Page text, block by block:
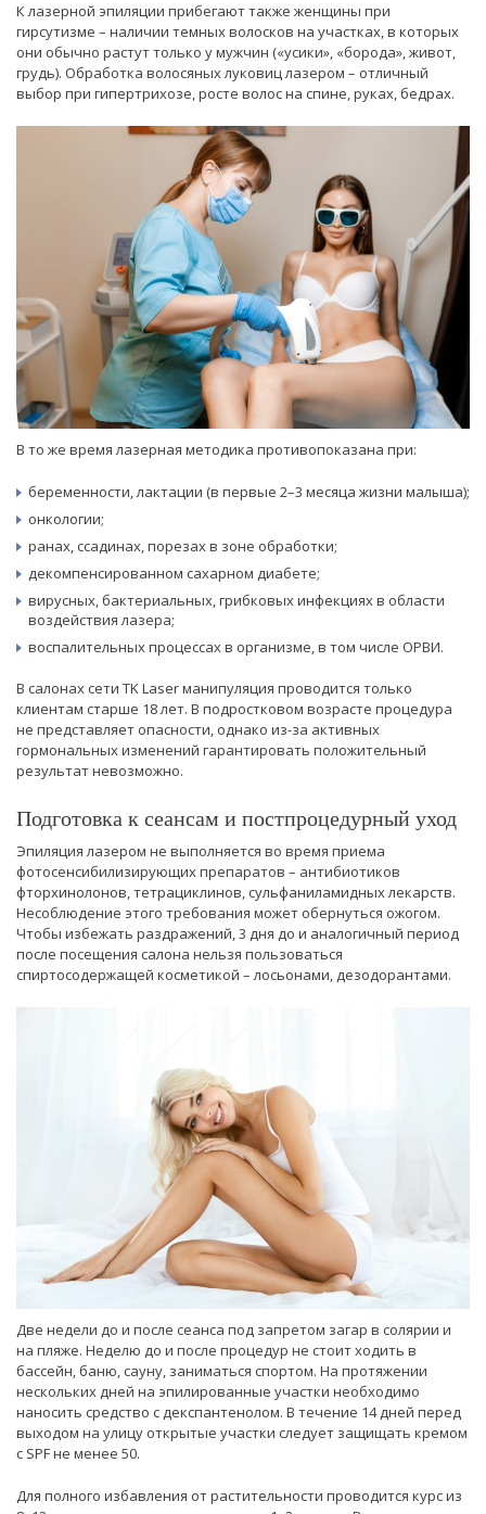
К лазерной эпиляции прибегают также женщины при
гирсутизме – наличии темных волосков на участках, в которых
они обычно растут только у мужчин («усики», «борода», живот,
грудь). Обработка волосяных луковиц лазером – отличный
выбор при гипертрихозе, росте волос на спине, руках, бедрах.
В то же время лазерная методика противопоказана при:
беременности, лактации (в первые 2–3 месяца жизни малыша);
онкологии;
ранах, ссадинах, порезах в зоне обработки;
декомпенсированном сахарном диабете;
вирусных, бактериальных, грибковых инфекциях в области
воздействия лазера;
воспалительных процессах в организме, в том числе ОРВИ.
В салонах сети TK Laser манипуляция проводится только
клиентам старше 18 лет. В подростковом возрасте процедура
не представляет опасности, однако из-за активных
гормональных изменений гарантировать положительный
результат невозможно.
Подготовка к сеансам и постпроцедурный уход
Эпиляция лазером не выполняется во время приема
фотосенсибилизирующих препаратов – антибиотиков
фторхинолонов, тетрациклинов, сульфаниламидных лекарств.
Несоблюдение этого требования может обернуться ожогом.
Чтобы избежать раздражений, 3 дня до и аналогичный период
после посещения салона нельзя пользоваться
спиртосодержащей косметикой – лосьонами, дезодорантами.
Две недели до и после сеанса под запретом загар в солярии и
на пляже. Неделю до и после процедур не стоит ходить в
бассейн, баню, сауну, заниматься спортом. На протяжении
нескольких дней на эпилированные участки необходимо
наносить средство с декспантенолом. В течение 14 дней перед
выходом на улицу открытые участки следует защищать кремом
с SPF не менее 50.
Для полного избавления от растительности проводится курс из